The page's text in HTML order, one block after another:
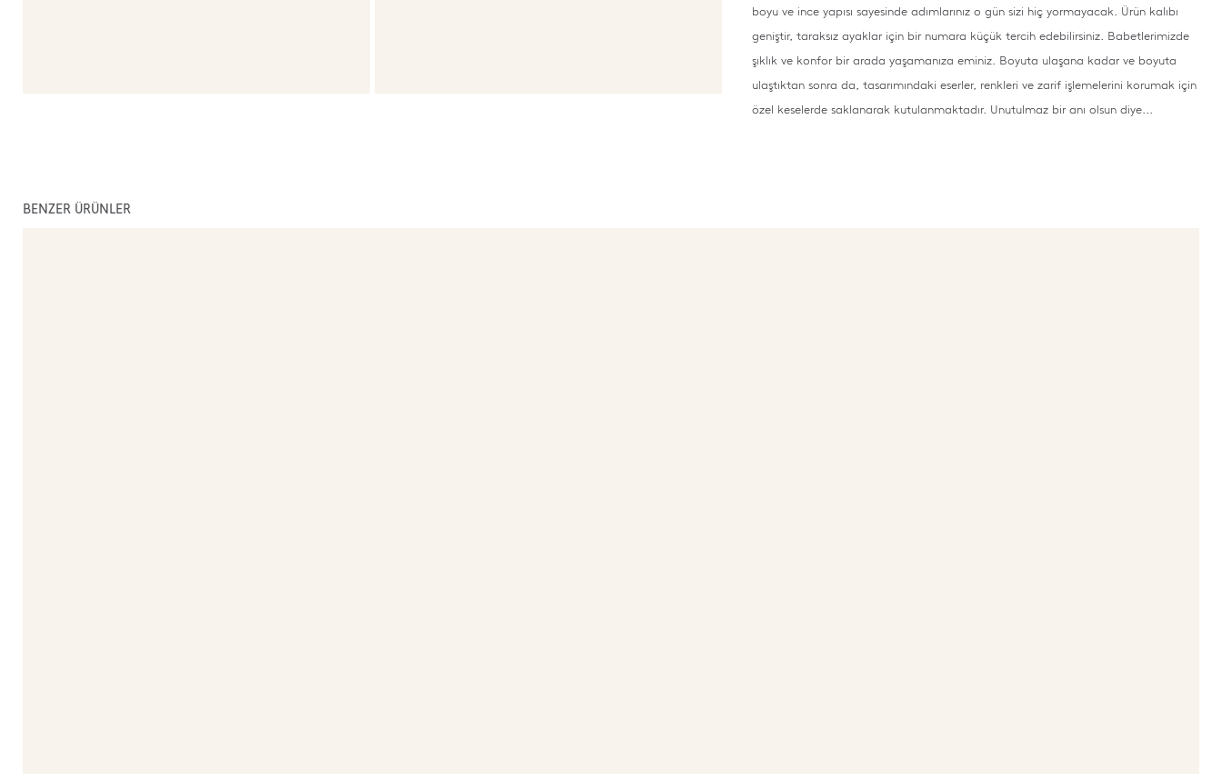
boyu ve ince yapısı sayesinde adımlarınız o gün sizi hiç yormayacak. Ürün kalıbı
geniştir, taraksız ayaklar için bir numara küçük tercih edebilirsiniz. Babetlerimizde
şıklık ve konfor bir arada yaşamanıza eminiz. Boyuta ulaşana kadar ve boyuta
ulaştıktan sonra da, tasarımındaki eserler, renkleri ve zarif işlemelerini korumak için
özel keselerde saklanarak kutulanmaktadır. Unutulmaz bir anı olsun diye...
BENZER ÜRÜNLER